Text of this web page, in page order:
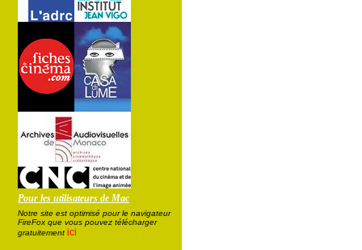
Pour les utilisateurs de Mac
Notre site est optimisé pour le navigateur
FireFox que vous pouvez télécharger
gratuitement ici